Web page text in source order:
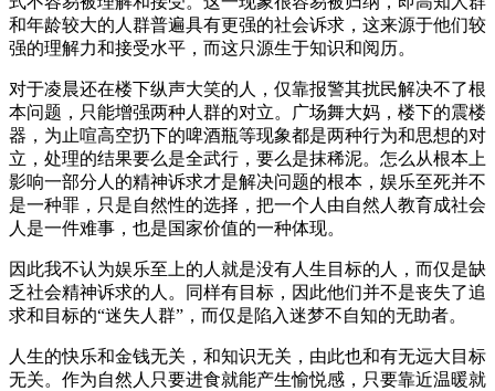
和年龄较大的人群普遍具有更强的社会诉求，这来源于他们较
强的理解力和接受水平，而这只源生于知识和阅历。
对于凌晨还在楼下纵声大笑的人，仅靠报警其扰民解决不了根
本问题，只能增强两种人群的对立。广场舞大妈，楼下的震楼
器，为止喧高空扔下的啤酒瓶等现象都是两种行为和思想的对
立，处理的结果要么是全武行，要么是抹稀泥。怎么从根本上
影响一部分人的精神诉求才是解决问题的根本，娱乐至死并不
是一种罪，只是自然性的选择，把一个人由自然人教育成社会
人是一件难事，也是国家价值的一种体现。
因此我不认为娱乐至上的人就是没有人生目标的人，而仅是缺
乏社会精神诉求的人。同样有目标，因此他们并不是丧失了追
求和目标的“迷失人群”，而仅是陷入迷梦不自知的无助者。
人生的快乐和金钱无关，和知识无关，由此也和有无远大目标
无关。作为自然人只要进食就能产生愉悦感，只要靠近温暖就